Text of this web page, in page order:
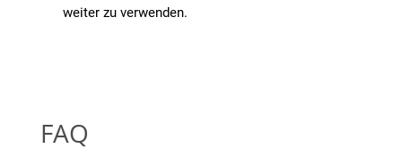
weiter zu verwenden.
FAQ